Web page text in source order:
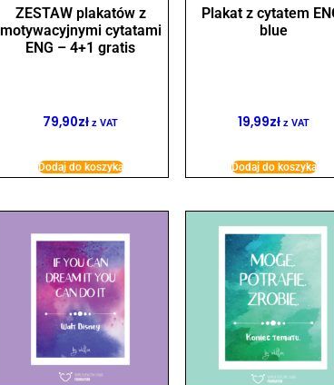
ZESTAW plakatów z
motywacyjnymi cytatami
ENG – 4+1 gratis
79,90zł z VAT
Dodaj do koszyka
Plakat z cytatem
blue
19,99zł z VAT
Dodaj do koszyka